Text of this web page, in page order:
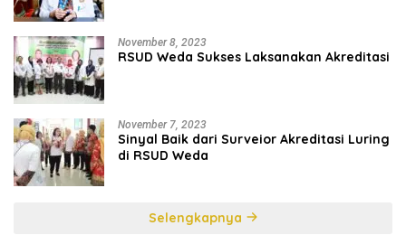
November 8, 2023
RSUD Weda Sukses Laksanakan Akreditasi
November 7, 2023
Sinyal Baik dari Surveior Akreditasi Luring
di RSUD Weda
Selengkapnya